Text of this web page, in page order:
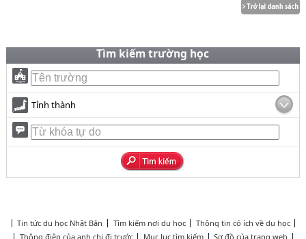
Tìm kiếm trường học
Tỉnh thành
Tin tức du học Nhật Bản Tìm kiếm nơi du học
Thông tin có ích về du học
Thông điệp của anh chị đi trước
Mục lục tìm kiếm
Sơ đồ của trang web